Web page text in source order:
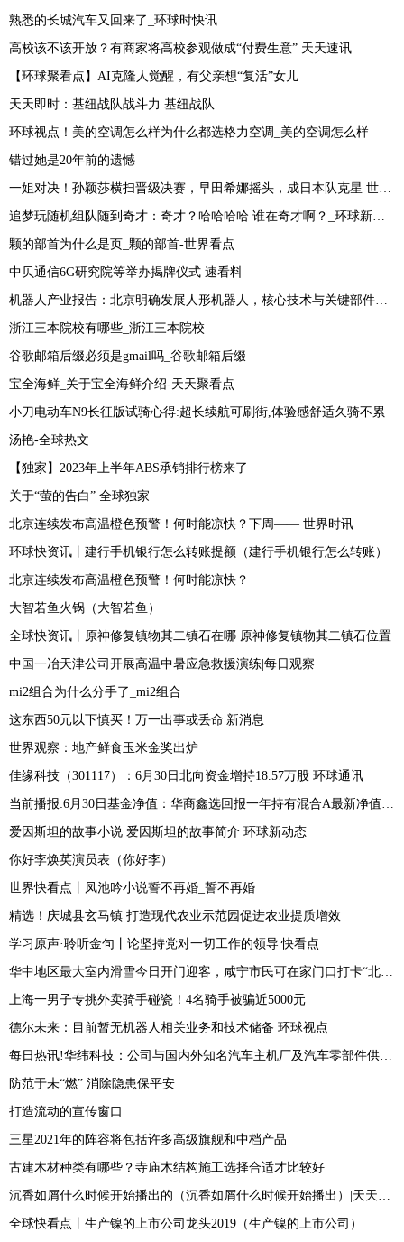
熟悉的长城汽车又回来了_环球时快讯
高校该不该开放？有商家将高校参观做成“付费生意” 天天速讯
【环球聚看点】AI克隆人觉醒，有父亲想“复活”女儿
天天即时：基纽战队战斗力 基纽战队
环球视点！美的空调怎么样为什么都选格力空调_美的空调怎么样
错过她是20年前的遗憾
一姐对决！孙颖莎横扫晋级决赛，早田希娜摇头，成日本队克星 世界热推荐
追梦玩随机组队随到奇才：奇才？哈哈哈哈 谁在奇才啊？_环球新消息
颗的部首为什么是页_颗的部首-世界看点
中贝通信6G研究院等举办揭牌仪式 速看料
机器人产业报告：北京明确发展人形机器人，核心技术与关键部件供应商备受关注 报道
浙江三本院校有哪些_浙江三本院校
谷歌邮箱后缀必须是gmail吗_谷歌邮箱后缀
宝全海鲜_关于宝全海鲜介绍-天天聚看点
小刀电动车N9长征版试骑心得:超长续航可刷街,体验感舒适久骑不累
汤艳-全球热文
【独家】2023年上半年ABS承销排行榜来了
关于“萤的告白” 全球独家
北京连续发布高温橙色预警！何时能凉快？下周—— 世界时讯
环球快资讯丨建行手机银行怎么转账提额（建行手机银行怎么转账）
北京连续发布高温橙色预警！何时能凉快？
大智若鱼火锅（大智若鱼）
全球快资讯丨原神修复镇物其二镇石在哪 原神修复镇物其二镇石位置
中国一冶天津公司开展高温中暑应急救援演练|每日观察
mi2组合为什么分手了_mi2组合
这东西50元以下慎买！万一出事或丢命|新消息
世界观察：地产鲜食玉米金奖出炉
佳缘科技（301117）：6月30日北向资金增持18.57万股 环球通讯
当前播报:6月30日基金净值：华商鑫选回报一年持有混合A最新净值1.1775，涨0.83%
爱因斯坦的故事小说 爱因斯坦的故事简介 环球新动态
你好李焕英演员表（你好李）
世界快看点丨凤池吟小说誓不再婚_誓不再婚
精选！庆城县玄马镇 打造现代农业示范园促进农业提质增效
学习原声·聆听金句丨论坚持党对一切工作的领导|快看点
华中地区最大室内滑雪今日开门迎客，咸宁市民可在家门口打卡“北国风光” 天天即时
上海一男子专挑外卖骑手碰瓷！4名骑手被骗近5000元
德尔未来：目前暂无机器人相关业务和技术储备 环球视点
每日热讯!华纬科技：公司与国内外知名汽车主机厂及汽车零部件供应商建立良好的合作关系
防范于未“燃” 消除隐患保平安
打造流动的宣传窗口
三星2021年的阵容将包括许多高级旗舰和中档产品
古建木材种类有哪些？寺庙木结构施工选择合适才比较好
沉香如屑什么时候开始播出的（沉香如屑什么时候开始播出）|天天速看料
全球快看点丨生产镍的上市公司龙头2019（生产镍的上市公司）